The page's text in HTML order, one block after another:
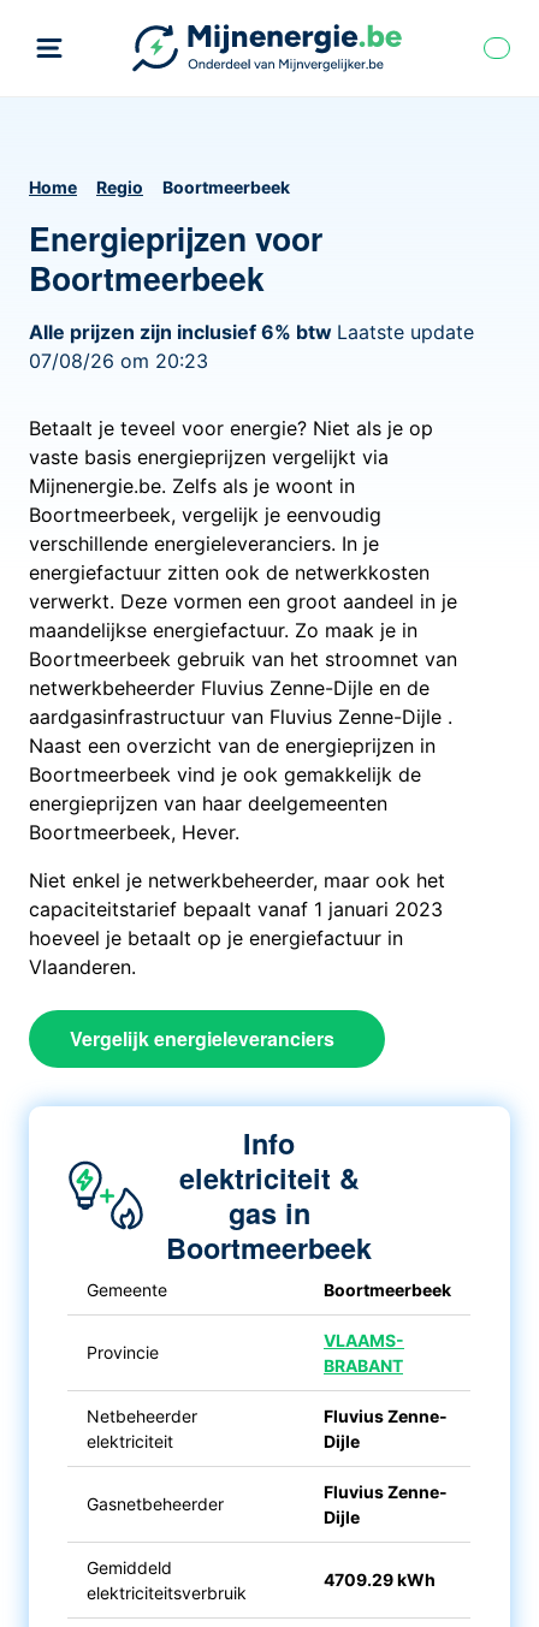
Home Regio Boortmeerbeek
Energieprijzen voor
Boortmeerbeek
Alle prijzen zijn inclusief 6% btw Laatste update
07/08/26 om 20:23
Betaalt je teveel voor energie? Niet als je op
vaste basis energieprijzen vergelijkt via
Mijnenergie.be. Zelfs als je woont in
Boortmeerbeek, vergelijk je eenvoudig
verschillende energieleveranciers. In je
energiefactuur zitten ook de netwerkkosten
verwerkt. Deze vormen een groot aandeel in je
maandelijkse energiefactuur. Zo maak je in
Boortmeerbeek gebruik van het stroomnet van
netwerkbeheerder Fluvius Zenne-Dijle en de
aardgasinfrastructuur van Fluvius Zenne-Dijle .
Naast een overzicht van de energieprijzen in
Boortmeerbeek vind je ook gemakkelijk de
energieprijzen van haar deelgemeenten
Boortmeerbeek, Hever.
Niet enkel je netwerkbeheerder, maar ook het
capaciteitstarief bepaalt vanaf 1 januari 2023
hoeveel je betaalt op je energiefactuur in
Vlaanderen.
Vergelijk energieleveranciers
Info
elektriciteit &
gas in
Boortmeerbeek
Gemeente Boortmeerbeek
Provincie
VLAAMS-
BRABANT
Netbeheerder
elektriciteit
Fluvius Zenne-
Dijle
Gasnetbeheerder
Fluvius Zenne-
Dijle
Gemiddeld
elektriciteitsverbruik
4709.29 kWh